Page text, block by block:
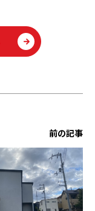
前の記事